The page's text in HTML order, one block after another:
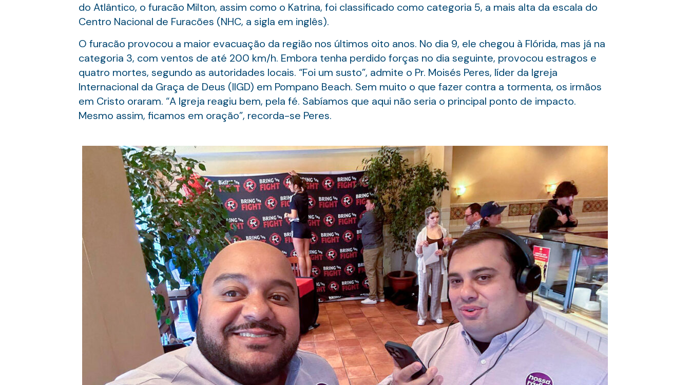
do Atlântico, o furacão Milton, assim como o Katrina, foi classificado como categoria 5, a mais alta da escala do
Centro Nacional de Furacões (NHC, a sigla em inglês).
O furacão provocou a maior evacuação da região nos últimos oito anos. No dia 9, ele chegou à Flórida, mas já na
categoria 3, com ventos de até 200 km/h. Embora tenha perdido forças no dia seguinte, provocou estragos e
quatro mortes, segundo as autoridades locais. “Foi um susto”, admite o Pr. Moisés Peres, líder da Igreja
Internacional da Graça de Deus (IIGD) em Pompano Beach. Sem muito o que fazer contra a tormenta, os irmãos
em Cristo oraram. “A Igreja reagiu bem, pela fé. Sabíamos que aqui não seria o principal ponto de impacto.
Mesmo assim, ficamos em oração”, recorda-se Peres.